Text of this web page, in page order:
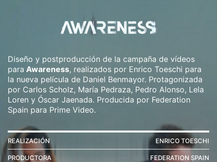
Diseño y postproducción de la campaña de vídeos
para Awareness, realizados por Enrico Toeschi para
la nueva película de Daniel Benmayor. Protagonizada
por Carlos Scholz, María Pedraza, Pedro Alonso, Lela
Loren y Óscar Jaenada. Producida por Federation
Spain para Prime Video.
REALIZACIÓN ENRICO TOESCHI
PRODUCTORA FEDERATION SPAIN